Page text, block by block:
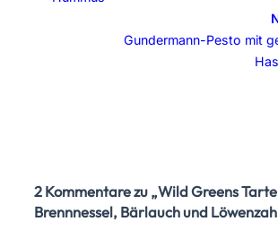
Gundermann-Pesto mit
2 Kommentare zu „Wild Greens
Brennnessel, Bärlauch und